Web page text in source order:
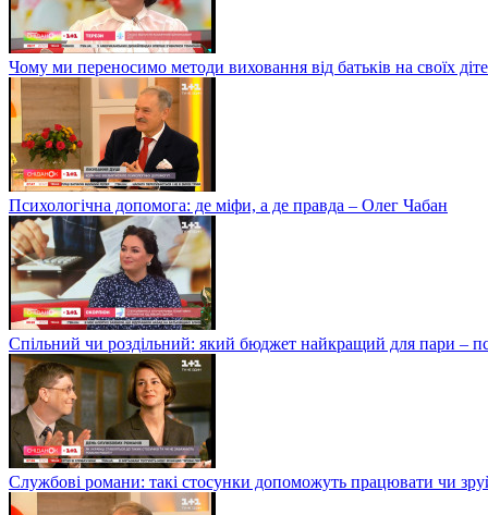
Чому ми переносимо методи виховання від батьків на своїх
Психологічна допомога: де міфи, а де правда – Олег Чабан
Спільний чи роздільний: який бюджет найкращий для пари –
Службові романи: такі стосунки допоможуть працювати чи